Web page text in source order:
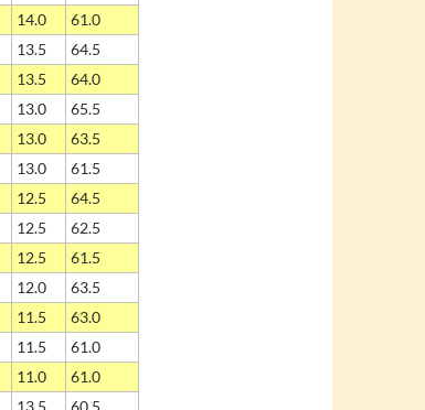
14.0
61.0
13.5
64.5
13.5
64.0
13.0
65.5
13.0
63.5
13.0
61.5
12.5
64.5
12.5
62.5
12.5
61.5
12.0
63.5
11.5
63.0
11.5
61.0
11.0
61.0
13.5
60.5